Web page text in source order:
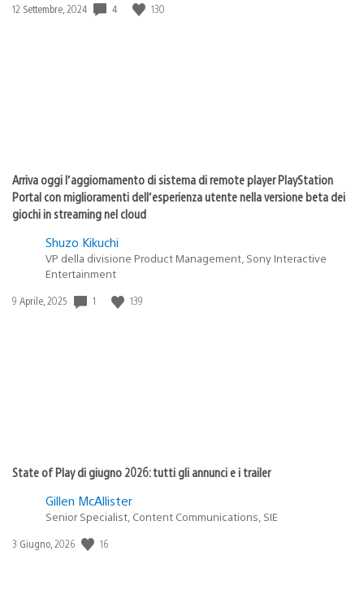
Data
12 Settembre, 2024 4 130
Arriva oggi l’aggiornamento di sistema di remote player PlayStation
Portal con miglioramenti dell’esperienza utente nella versione beta dei
giochi in streaming nel cloud
Shuzo Kikuchi
VP della divisione Product Management, Sony Interactive
Entertainment
Data
9 Aprile, 2025 1 139
State of Play di giugno 2026: tutti gli annunci e i trailer
Gillen McAllister
Senior Specialist, Content Communications, SIE
Data
3 Giugno, 2026 16